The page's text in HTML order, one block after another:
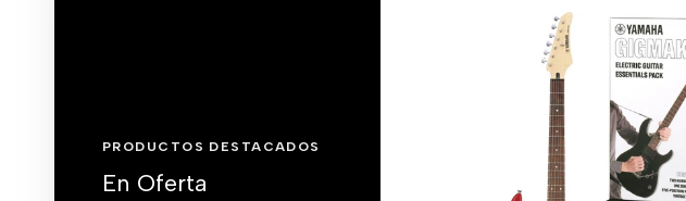
PRODUCTOS DESTACADOS
En Oferta